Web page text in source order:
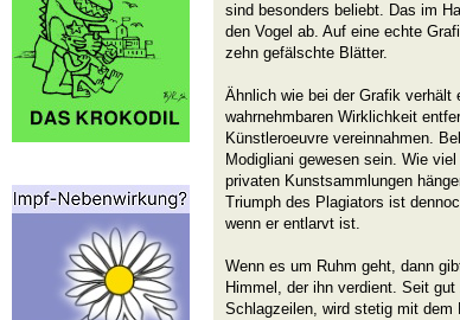
sind besonders beliebt. Das im
den Vogel ab. Auf eine echte
zehn gefälschte Blätter.
Ähnlich wie bei der Grafik
wahrnehmbaren Wirklichkeit
Künstleroeuvre vereinnahmen.
Modigliani gewesen sein. Wie
privaten Kunstsammlungen
Triumph des Plagiators ist
wenn er entlarvt ist.
Wenn es um Ruhm geht, dann
Himmel, der ihn verdient. Seit
Schlagzeilen, wird stetig mit